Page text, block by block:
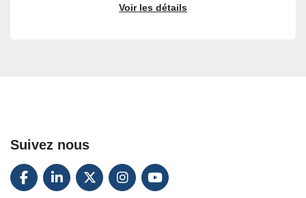
Voir les détails
Suivez nous
FACEBOOK
LINKEDINTWITTERINSTAGRAM
YOUTUBE